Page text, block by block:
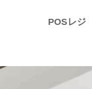
POSレジ